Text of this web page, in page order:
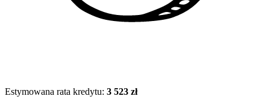
Estymowana rata kredytu: 3 523 zł